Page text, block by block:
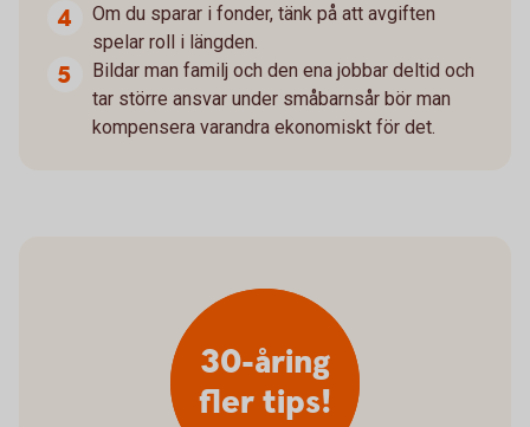
Om du sparar i fonder, tänk på att avgiften
spelar roll i längden.
Bildar man familj och den ena jobbar deltid och
tar större ansvar under småbarnsår bör man
kompensera varandra ekonomiskt för det.
30-åring
fler tips!